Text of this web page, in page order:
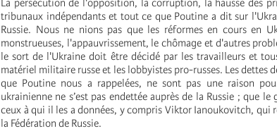
La persécution de l'opposition, la corruption, la hausse des
tribunaux indépendants et tout ce que Poutine a dit sur
Russie. Nous ne nions pas que les réformes en cours en
monstrueuses, l'appauvrissement, le chômage et d'autres
le sort de l'Ukraine doit être décidé par les travailleurs et
matériel militaire russe et les lobbyistes pro-russes. Les dettes
que Poutine nous a rappelées, ne sont pas une raison
ukrainienne ne s’est pas endettée auprès de la Russie ; que
ceux à qui il les a données, y compris Viktor Ianoukovitch, qui
la Fédération de Russie.